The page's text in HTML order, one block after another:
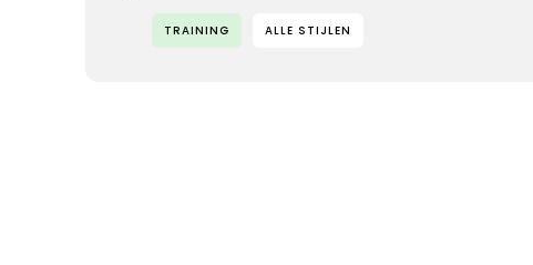
TRAINING ALLE STIJLEN